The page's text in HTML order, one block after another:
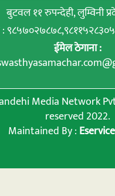
बुटवल ११ रुपन्देही, लुम्विनी
ईमेल ठेगाना :
Media Network
reserved 2022.
Maintained By :